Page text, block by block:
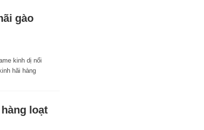
gào
kinh dị nổi
hãi hàng
loạt